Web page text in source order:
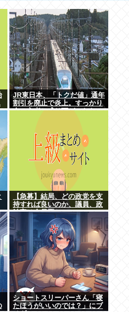
JR東日本、「トクだ値」通年
割引を廃止で炎上。すっかり
金の亡者と成り下がったな
【急募】結局、どの政党を支
持すれば良いのか、議員、政
治家は全員悪か
ショートスリーパーさん「寝
たほうがいいのでは？」にブ